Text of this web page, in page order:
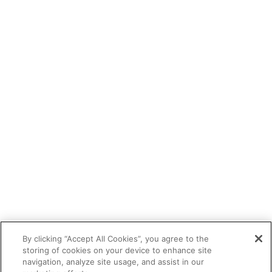
By clicking “Accept All Cookies”, you agree to the
storing of cookies on your device to enhance site
navigation, analyze site usage, and assist in our